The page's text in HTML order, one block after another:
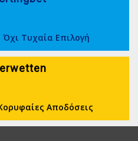
Τυχαία Επιλογή
Αποδόσεις